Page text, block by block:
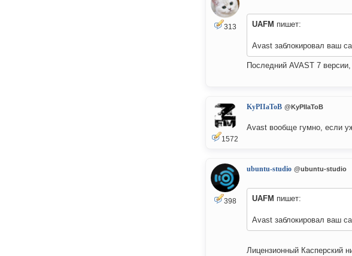
313 UAFM пишет:
Avast заблокировал ваш
Последний AVAST 7
1572
KyPIIaToB @KyPIIaToB
Avast вообще гумно, если
398
ubuntu-studio @ubuntu-studio
UAFM пишет:
Avast заблокировал ваш
Лицензионный Касперский